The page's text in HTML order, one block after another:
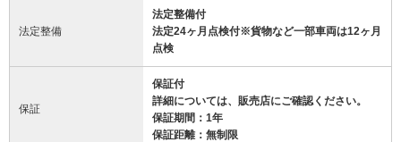
法定整備
法定整備付
法定24ヶ月点検付※貨物など一部車両は12ヶ月
点検
保証
保証付
詳細については、販売店にご確認ください。
保証期間：1年
保証距離：無制限